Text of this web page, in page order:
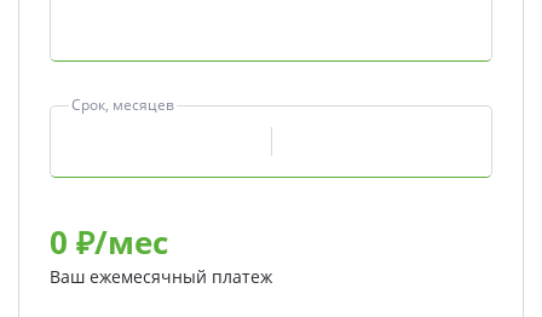
Срок, месяцев
0 ₽/мес
Ваш ежемесячный платеж